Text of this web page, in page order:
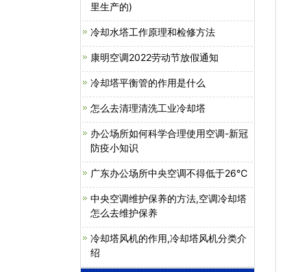
里生产的)
冷却水塔工作原理和检修方法
康明空调2022劳动节放假通知
冷却塔平衡管的作用是什么
怎么去清理清洗工业冷却塔
办公场所如何科学合理使用空调-新冠
防疫小知识
广东办公场所中央空调不得低于26℃
中央空调维护保养的方法,空调冷却塔
怎么去维护保养
冷却塔风机的作用,冷却塔风机分类介
绍